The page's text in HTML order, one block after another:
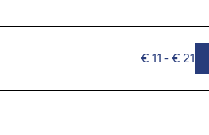
€ 11 - € 21